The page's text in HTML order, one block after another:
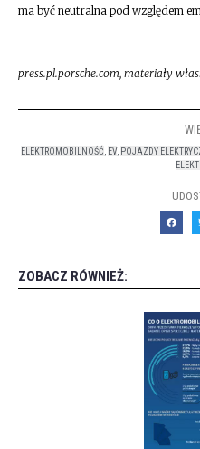
ma być neutralna pod względem
press.pl.porsche.com, materiały
ELEKTROMOBILNOŚĆ EV, POJAZDY
ZOBACZ RÓWNIEŻ: